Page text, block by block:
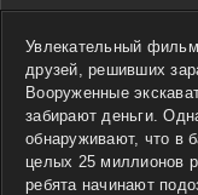
Увлекательный
друзей, решивших
Вооруженные
забирают деньги.
обнаруживают, что в
целых 25 миллионов
ребята начинают